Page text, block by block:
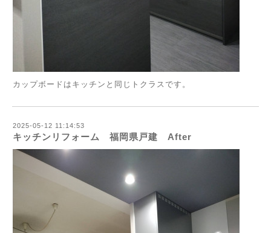
カップボードはキッチンと同じトクラスです。
2025-05-12 11:14:53
キッチンリフォーム 福岡県戸建 After